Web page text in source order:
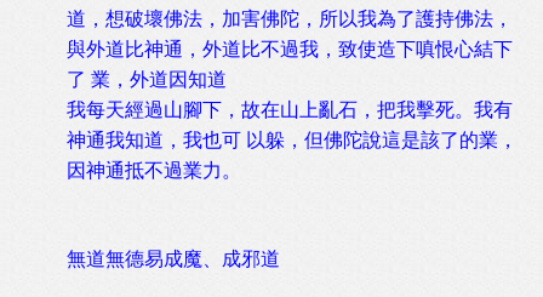
道，想破壞佛法，加害佛陀，所以我為了護持佛法，
與外道比神通，外道比不過我，致使造下嗔恨心結下
了 業，外道因知道
我每天經過山腳下，故在山上亂石，把我擊死。我有
神通我知道，我也可 以躲，但佛陀說這是該了的業，
因神通抵不過業力。
無道無德易成魔、成邪道